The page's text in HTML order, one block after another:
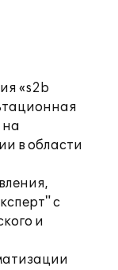
«s2b
в области
с
и